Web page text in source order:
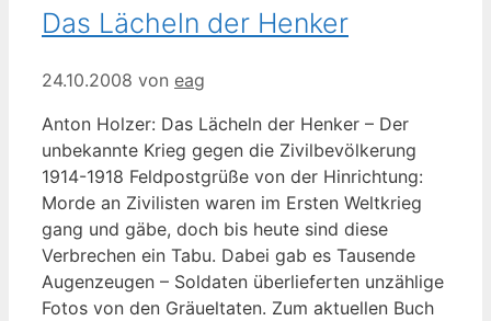
Das Lächeln der Henker
24.10.2008 von eag
Anton Holzer: Das Lächeln der Henker – Der
unbekannte Krieg gegen die Zivilbevölkerung
1914-1918 Feldpostgrüße von der Hinrichtung:
Morde an Zivilisten waren im Ersten Weltkrieg
gang und gäbe, doch bis heute sind diese
Verbrechen ein Tabu. Dabei gab es Tausende
Augenzeugen – Soldaten überlieferten unzählige
Fotos von den Gräueltaten. Zum aktuellen Buch